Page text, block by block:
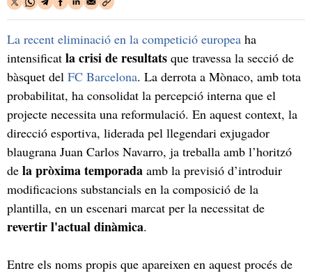
La recent eliminació en la competició europea ha
intensificat la crisi de resultats que travessa la secció de
bàsquet del FC Barcelona. La derrota a Mònaco, amb tota
probabilitat, ha consolidat la percepció interna que el
projecte necessita una reformulació. En aquest context, la
direcció esportiva, liderada pel llegendari exjugador
blaugrana Juan Carlos Navarro, ja treballa amb l’horitzó
de la pròxima temporada amb la previsió d’introduir
modificacions substancials en la composició de la
plantilla, en un escenari marcat per la necessitat de
revertir l'actual dinàmica.
Entre els noms propis que apareixen en aquest procés de